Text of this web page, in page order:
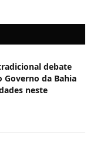
debate
da Bahia
neste